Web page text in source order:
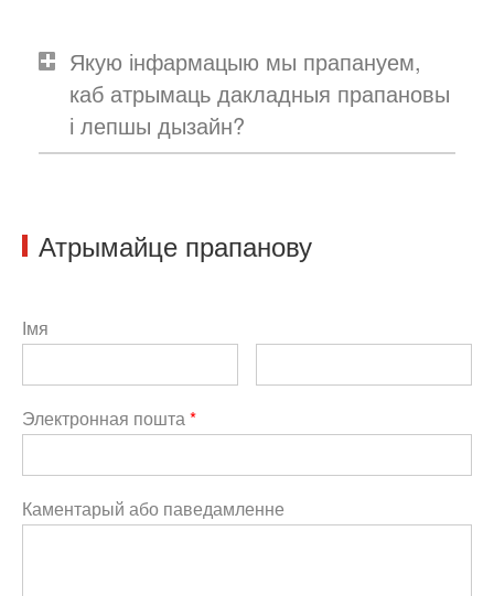
Якую інфармацыю мы прапануем,
каб атрымаць дакладныя прапановы
і лепшы дызайн?
Атрымайце прапанову
Імя
Электронная пошта*
Каментарый або паведамленне